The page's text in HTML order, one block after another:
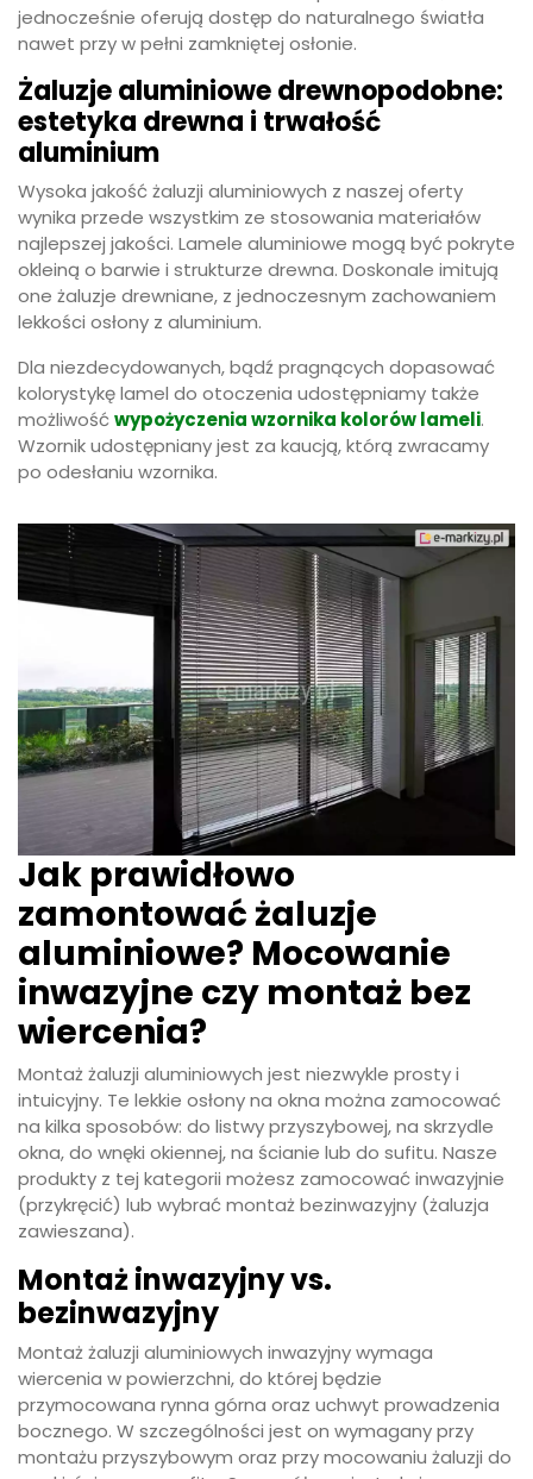
jednocześnie oferują dostęp do naturalnego światła
nawet przy w pełni zamkniętej osłonie.
Żaluzje aluminiowe drewnopodobne:
estetyka drewna i trwałość
aluminium
Wysoka jakość żaluzji aluminiowych z naszej oferty
wynika przede wszystkim ze stosowania materiałów
najlepszej jakości. Lamele aluminiowe mogą być pokryte
okleiną o barwie i strukturze drewna. Doskonale imitują
one żaluzje drewniane, z jednoczesnym zachowaniem
lekkości osłony z aluminium.
Dla niezdecydowanych, bądź pragnących dopasować
kolorystykę lamel do otoczenia udostępniamy także
możliwośćwypożyczenia wzornika kolorów lameli.
Wzornik udostępniany jest za kaucją, którą zwracamy
po odesłaniu wzornika.
Jak prawidłowo
zamontować żaluzje
aluminiowe? Mocowanie
inwazyjne czy montaż bez
wiercenia?
Montaż żaluzji aluminiowych jest niezwykle prosty i
intuicyjny. Te lekkie osłony na okna można zamocować
na kilka sposobów: do listwy przyszybowej, na skrzydle
okna, do wnęki okiennej, na ścianie lub do sufitu. Nasze
produkty z tej kategorii możesz zamocować inwazyjnie
(przykręcić) lub wybrać montaż bezinwazyjny (żaluzja
zawieszana).
Montaż inwazyjny vs.
bezinwazyjny
Montaż żaluzji aluminiowych inwazyjny wymaga
wiercenia w powierzchni, do której będzie
przymocowana rynna górna oraz uchwyt prowadzenia
bocznego. W szczególności jest on wymagany przy
montażu przyszybowym oraz przy mocowaniu żaluzji do